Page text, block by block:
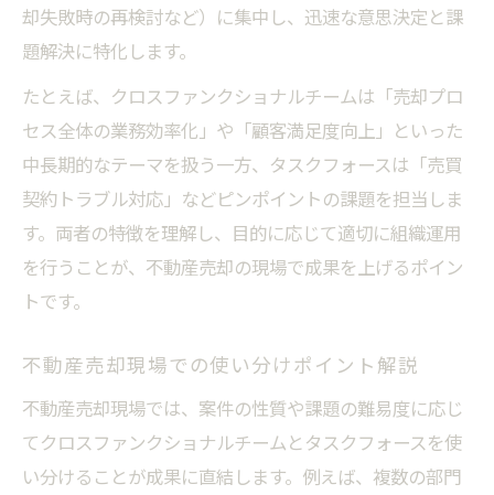
却失敗時の再検討など）に集中し、迅速な意思決定と課
題解決に特化します。
たとえば、クロスファンクショナルチームは「売却プロ
セス全体の業務効率化」や「顧客満足度向上」といった
中長期的なテーマを扱う一方、タスクフォースは「売買
契約トラブル対応」などピンポイントの課題を担当しま
す。両者の特徴を理解し、目的に応じて適切に組織運用
を行うことが、不動産売却の現場で成果を上げるポイン
トです。
不動産売却現場での使い分けポイント解説
不動産売却現場では、案件の性質や課題の難易度に応じ
てクロスファンクショナルチームとタスクフォースを使
い分けることが成果に直結します。例えば、複数の部門